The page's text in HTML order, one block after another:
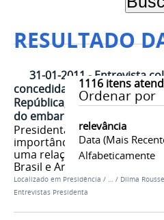
RESULTADO
1116itens
Ordenar por
relevância
Data (mais
Alfabeticamente
31-01-2011 - Entrevista
concedida pela Presidenta
República, Dilma Rousseff,
do embarque para o Brasil
Presidenta Dilma fala sobre a
importância da construção
uma relação de confiança
Brasil e Argentina
Localizado em Presidência / … / Dilma
Entrevistas Presidenta